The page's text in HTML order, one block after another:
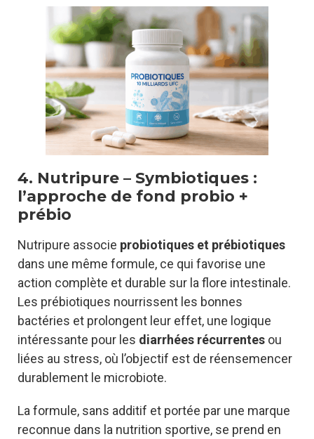
4. Nutripure – Symbiotiques :
l’approche de fond probio +
prébio
Nutripure associe probiotiques et prébiotiques
dans une même formule, ce qui favorise une
action complète et durable sur la flore intestinale.
Les prébiotiques nourrissent les bonnes
bactéries et prolongent leur effet, une logique
intéressante pour les diarrhées récurrentes ou
liées au stress, où l’objectif est de réensemencer
durablement le microbiote.
La formule, sans additif et portée par une marque
reconnue dans la nutrition sportive, se prend en